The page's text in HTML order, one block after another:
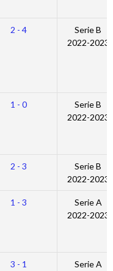
2 - 4
Serie B
2022-2023
1 - 0
Serie B
2022-2023
2 - 3
Serie B
2022-2023
1 - 3
Serie A
2022-2023
3 - 1
Serie A